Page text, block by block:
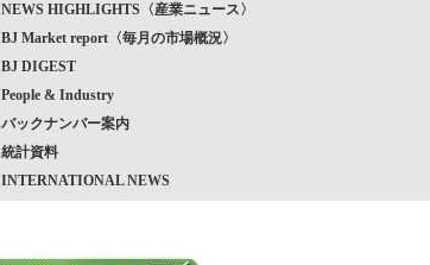
NEWS HIGHLIGHTS〈産業ニュース〉
BJ Market report〈毎月の市場概況〉
BJ DIGEST
People & Industry
バックナンバー案内
統計資料
INTERNATIONAL NEWS